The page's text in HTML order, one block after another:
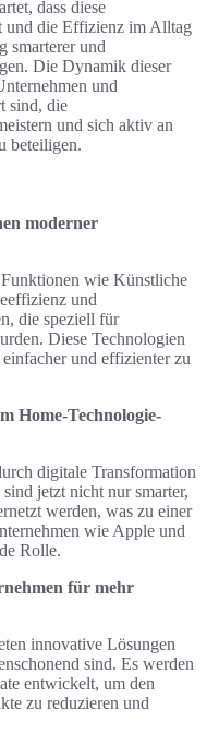
dass diese
und die Effizienz im Alltag
smarterer und
Die Dynamik dieser
und
sind, die
und sich aktiv an
beteiligen.
moderner
wie Künstliche
und
die speziell für
Diese Technologien
und effizienter zu
Home-Technologie-
digitale Transformation
jetzt nicht nur smarter,
werden, was zu einer
wie Apple und
Rolle.
für mehr
innovative Lösungen
sind. Es werden
entwickelt, um den
zu reduzieren und